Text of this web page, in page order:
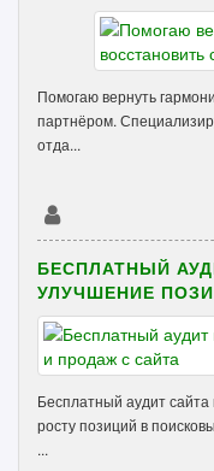
Помогаю вернуть
партнёром.
отда...
БЕСПЛАТНЫЙ
УЛУЧШЕНИЕ
Бесплатный аудит
росту позиций в
...